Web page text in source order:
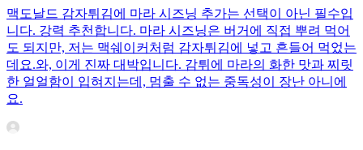
맥도날드 감자튀김에 마라 시즈닝 추가는 선택이 아닌 필수입
니다. 강력 추천합니다. 마라 시즈닝은 버거에 직접 뿌려 먹어
도 되지만, 저는 맥쉐이커처럼 감자튀김에 넣고 흔들어 먹었는
데요. ​와, 이게 진짜 대박입니다. 감튀에 마라의 화한 맛과 찌릿
한 얼얼함이 입혀지는데, 멈출 수 없는 중독성이 장난 아니에
요.